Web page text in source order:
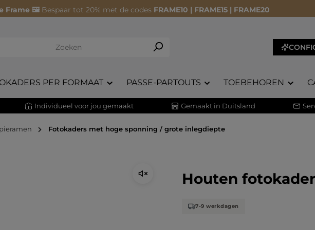
Frame 🖼️ Bespaar tot 20% met de codes FRAME10 | FRAME15 | FRAME20
PER FORMAAT PASSE-PARTOUTS TOEBEHOREN
Individueel voor jou gemaakt Gemaakt in Duitsland
Fotokaders met hoge sponning / grote inlegdiepte
Houten
7-9 werkdagen